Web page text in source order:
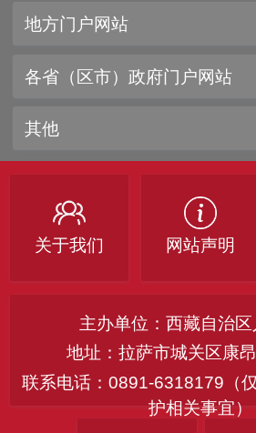
地方门户网站
各省（区市）政府门户网站
其他
关于我们 网站声明
主办单位：西藏自治
地址：拉萨市城关区康
联系电话：0891-6318179（
护相关事宜）